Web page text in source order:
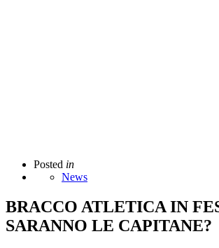
Posted in
News
BRACCO ATLETICA IN
SARANNO LE CAPITANE?